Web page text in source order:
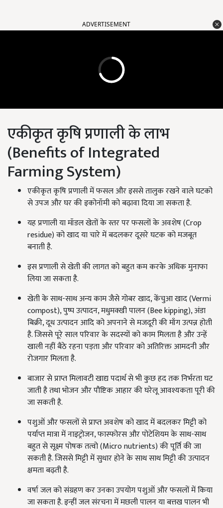
ADVERTISEMENT
एकीकृत कृषि प्रणाली के लाभ
(Benefits of Integrated
Farming System)
एकीकृत कृषि प्रणाली में फसल और इससे तालुक रखने वाले घटको
से उपज और घर की इकोनॉमी को बढ़ावा दिया जा सकता है.
यह प्रणाली या मॉडल खेतों के स्तर पर फसलों के अवशेष (Crop
residue) को खाद या चारे में बदलकर दूसरे घटक को मजबूत
बनाती है.
इस प्रणाली से खेती की लागत को बहुत कम करके अधिक मुनाफा
लिया जा सकता है.
खेती के साथ-साथ अन्य काम जैसे गोबर खाद, केंचुआ खाद (Vermi
compost), पुष्प उत्पादन, मधुमक्खी पालन (Bee kipping), अंडा
बिक्री, दूध उत्पादन आदि को अपनाने से मजदूरी की माँग उत्पन्न होती
है. जिससे पूरे साल परिवार के सदस्यों को काम मिलता है और उन्हें
खाली नहीं बैठे रहना पड़ता और परिवार को अतिरिक्त आमदनी और
रोजगार मिलता है.
बाजार से प्राप्त मिलावटी खाद्य पदार्थ से भी कुछ हद तक निर्भरता घट
जाती है तथा भोजन और पौष्टिक आहार की घरेलू आवश्यकता पूरी की
जा सकती है.
पशुओं और फसलों से प्राप्त अवशेष को खाद में बदलकर मिट्टी को
पर्याप्त मात्रा में नाइट्रोजन, फास्फोरस और पोटेशियम के साथ-साथ
बहुत से सूक्ष्म पोषक तत्वो (Micro nutrients) की पूर्ति की जा
सकती है. जिससे मिट्टी में सुधार होने के साथ साथ मिट्टी की उत्पादन
क्षमता बढ़ती है.
वर्षा जल को संग्रहण कर उनका उपयोग पशुओं और फसलों में किया
जा सकता है. इन्हीं जल संरचना में मछली पालन या बत्तख पालन भी